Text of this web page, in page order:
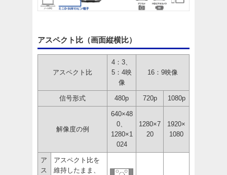
アスペクト比（画面縦横比）
アスペクト比
4：3、
5：4映
像
16：9映像
信号形式 480p 720p 1080p
解像度の例
640×48
0、
1280×1
024
1280×7
20
1920×
1080
ア
ス
アスペクト比を
維持したまま、